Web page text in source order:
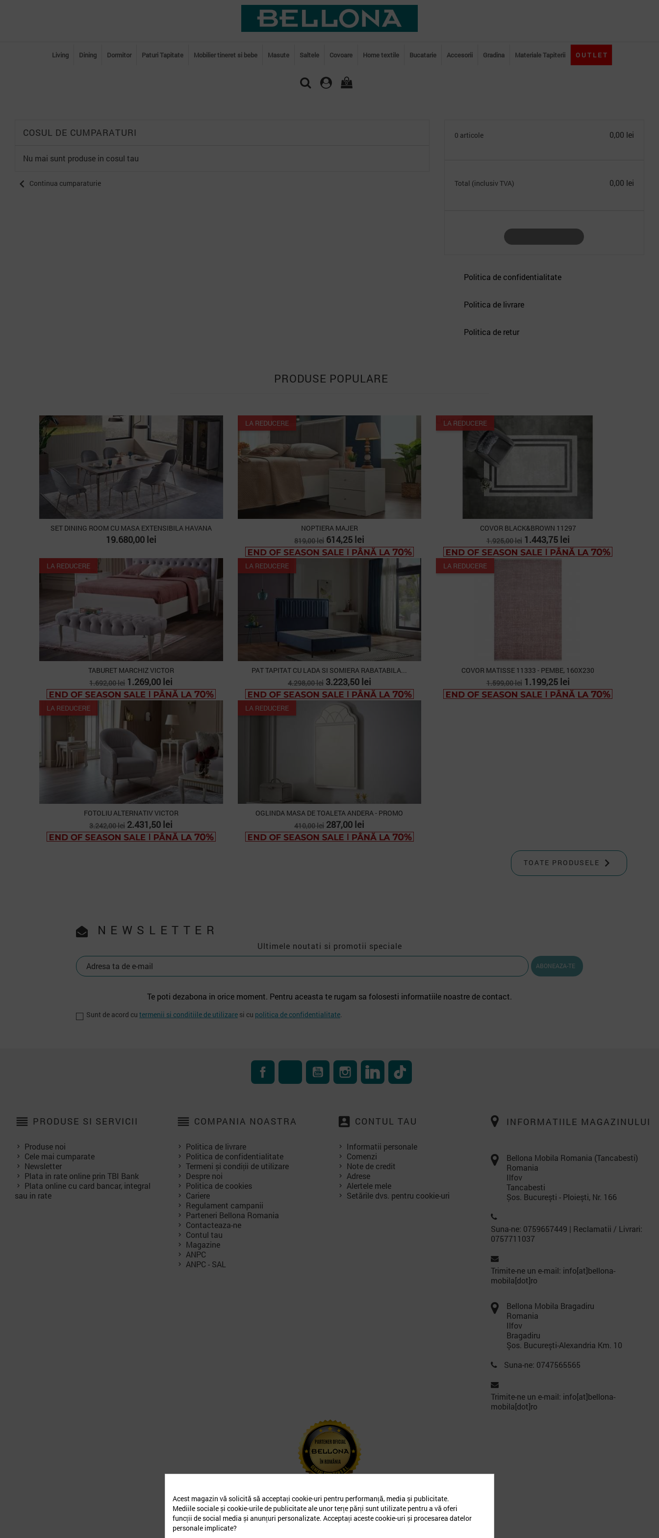
Living Dining Dormitor Paturi Tapitate Mobilier tineret si bebe Masute Saltele Covoare Home textile Bucatarie Accesorii Gradina Materiale Tapiterii O U T L E T
0
COSUL DE CUMPARATURI
Nu mai sunt produse in cosul tau
chevron_left Continua cumparaturie
0 articole 0,00 lei
Total (inclusiv TVA) 0,00 lei
Politica de confidentialitate
Politica de livrare
Politica de retur
PRODUSE POPULARE
SET DINING ROOM CU MASA EXTENSIBILA HAVANA
Pret
19.680,00 lei
LA REDUCERE
NOPTIERA MAJER
Pret
de
baza
819,00 lei Pret
614,25 lei
LA REDUCERE
Lipsa stoc
COVOR BLACK&BROWN 11297
Pret
de
baza
1.925,00 lei Pret
1.443,75 lei
LA REDUCERE
TABURET MARCHIZ VICTOR
Pret
de
baza
1.692,00 lei Pret
1.269,00 lei
LA REDUCERE
PAT TAPITAT CU LADA SI SOMIERA RABATABILA...
Pret
de
baza
4.298,00 lei Pret
3.223,50 lei
LA REDUCERE
COVOR MATISSE 11333 - PEMBE, 160X230
Pret
de
baza
1.599,00 lei Pret
1.199,25 lei
LA REDUCERE
FOTOLIU ALTERNATIV VICTOR
Pret
de
baza
3.242,00 lei Pret
2.431,50 lei
LA REDUCERE
OGLINDA MASA DE TOALETA ANDERA - PROMO
Pret
de
baza
410,00 lei Pret
287,00 lei
TOATE PRODUSELE 
NEWSLETTER
Ultimele noutati si promotii speciale
Te poti dezabona in orice moment. Pentru aceasta te rugam sa folosesti informatiile noastre de contact.
Sunt de acord cu termenii si conditiile de utilizare si cu politica de confidentialitate.
FacebookRSS YouTube InstagramLinkedIn
reorder PRODUSE SI SERVICII
Produse noi
Cele mai cumparate
Newsletter
Plata in rate online prin TBI Bank
Plata online cu card bancar, integral
sau in rate
reorder COMPANIA NOASTRA
Politica de livrare
Politica de confidentialitate
Termeni și condiții de utilizare
Despre noi
Politica de cookies
Cariere
Regulament campanii
Parteneri Bellona Romania
Contacteaza-ne
Contul tau
Magazine
ANPC
ANPC - SAL
account_box CONTUL TAU
Informatii personale
Comenzi
Note de credit
Adrese
Alertele mele
Setările dvs. pentru cookie-uri
INFORMATIILE MAGAZINULUI
Bellona Mobila Romania (Tancabesti)
Romania
Ilfov
Tancabesti
Șos. Bucureşti - Ploieşti, Nr. 166
Suna-ne: 0759657449 | Reclamatii / Livrari:
0757711037
Trimite-ne un e-mail: info[at]bellona-
mobila[dot]ro
Bellona Mobila Bragadiru
Romania
Ilfov
Bragadiru
Şos. Bucureşti-Alexandria Km. 10
Suna-ne: 0747565565
Trimite-ne un e-mail: info[at]bellona-
mobila[dot]ro
Acest magazin vă solicită să acceptați cookie-uri pentru performanță, media și publicitate.
Mediile sociale și cookie-urile de publicitate ale unor terțe părți sunt utilizate pentru a vă oferi
funcții de social media și anunțuri personalizate. Acceptați aceste cookie-uri și procesarea datelor
personale implicate?